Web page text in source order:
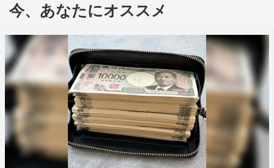
さらに、思わず笑顔になってしまう「キッチンカーを開け
ようとするが手が滑って開けられない空」「ホットドッグ
が思うように食べられなかった美璃」などのNGカット集
も番組公式SNSアカウントで公開されている。
第2話（10月29日（日）放送）あらすじ
一杯のメロンジュースをきっかけに、同じ時を過ごすよう
今、あなたにオススメ